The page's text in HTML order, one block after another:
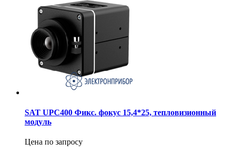
SAT UPC400 Фикс. фокус 15,4*25, тепловизионный
модуль
Цена по запросу